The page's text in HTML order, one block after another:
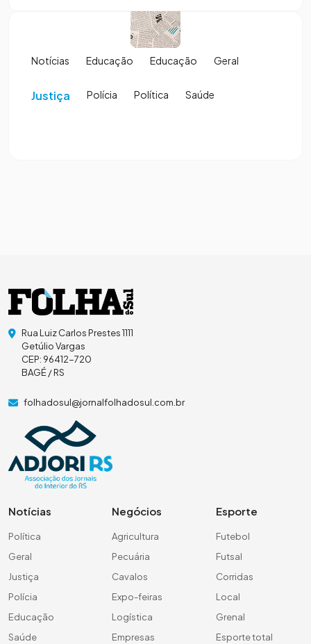
Notícias Educação Educação Geral
Justiça Polícia Política Saúde
Rua Luiz Carlos Prestes 1111
Getúlio Vargas
CEP: 96412-720
BAGÉ / RS
folhadosul@jornalfolhadosul.com.br
Notícias
Política
Geral
Justiça
Polícia
Educação
Saúde
Negócios
Agricultura
Pecuária
Cavalos
Expo-feiras
Logística
Empresas
Esporte
Futebol
Futsal
Corridas
Local
Grenal
Esporte total